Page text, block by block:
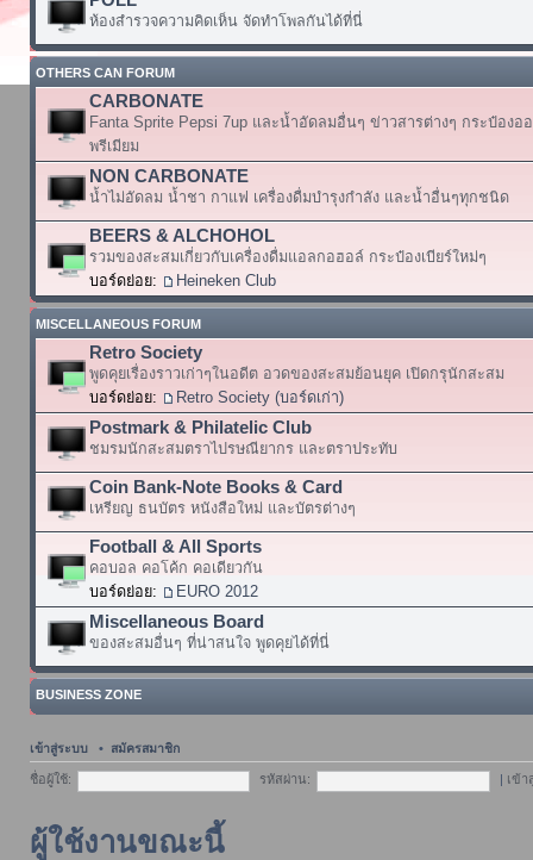
ห้องสำรวจความคิดเห็น จัดทำโพลกันได้ที่นี่
OTHERS CAN FORUM
CARBONATE
Fanta Sprite Pepsi 7up และน้ำอัดลมอื่นๆ ข่าวสารต่างๆ กระป๋องอ
พรีเมียม
NON CARBONATE
น้ำไม่อัดลม น้ำชา กาแฟ เครื่องดื่มบำรุงกำลัง และน้ำอื่นๆทุกชนิด
BEERS & ALCHOHOL
รวมของสะสมเกี่ยวกับเครื่องดื่มแอลกอฮอล์ กระป๋องเบียร์ใหม่ๆ
บอร์ดย่อย:
Heineken Club
MISCELLANEOUS FORUM
Retro Society
พูดคุยเรื่องราวเก่าๆในอดีต อวดของสะสมย้อนยุค เปิดกรุนักสะสม
บอร์ดย่อย:
Retro Society (บอร์ดเก่า)
Postmark & Philatelic Club
ชมรมนักสะสมตราไปรษณียากร และตราประทับ
Coin Bank-Note Books & Card
เหรียญ ธนบัตร หนังสือใหม่ และบัตรต่างๆ
Football & All Sports
คอบอล คอโค้ก คอเดียวกัน
บอร์ดย่อย:
EURO 2012
Miscellaneous Board
ของสะสมอื่นๆ ที่น่าสนใจ พูดคุยได้ที่นี่
BUSINESS ZONE
เข้าสู่ระบบ • สมัครสมาชิก
ชื่อผู้ใช้: รหัสผ่าน: เข้
ผู้ใช้งานขณะนี้